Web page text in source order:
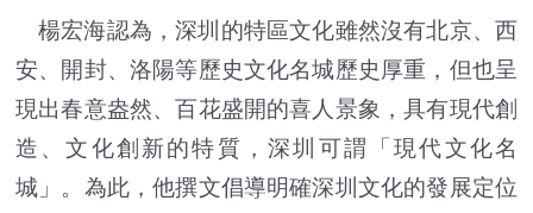
楊宏海認為，深圳的特區文化雖然沒有北京、西
安、開封、洛陽等歷史文化名城歷史厚重，但也呈
現出春意盎然、百花盛開的喜人景象，具有現代創
造、文化創新的特質，深圳可謂「現代文化名
城」。為此，他撰文倡導明確深圳文化的發展定位